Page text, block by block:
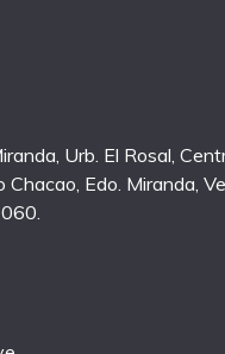
Urb. El Rosal,
Chacao, Edo. Miranda,